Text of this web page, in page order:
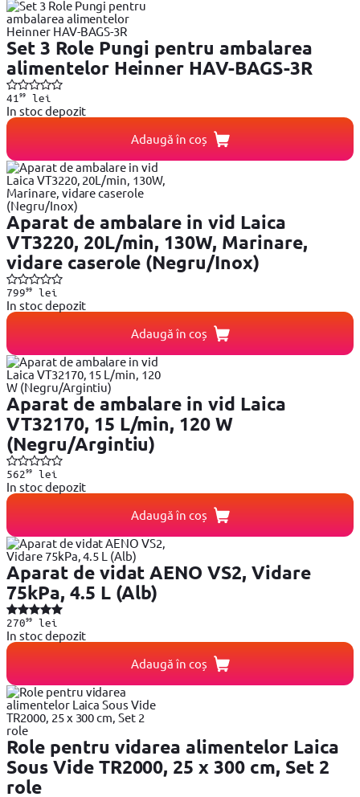
Set 3 Role Pungi pentru ambalarea
alimentelor Heinner HAV-BAGS-3R
41 99lei
In stoc depozit
Adaugă în coș
Aparat de ambalare in vid Laica
VT3220, 20L/min, 130W, Marinare,
vidare caserole (Negru/Inox)
79999lei
In stoc depozit
Adaugă în coș
Aparat de ambalare in vid Laica
VT32170, 15 L/min, 120 W
(Negru/Argintiu)
56299lei
In stoc depozit
Adaugă în coș
Aparat de vidat AENO VS2, Vidare
75kPa, 4.5 L (Alb)
27099lei
In stoc depozit
Adaugă în coș
Role pentru vidarea alimentelor Laica
Sous Vide TR2000, 25 x 300 cm, Set 2
role